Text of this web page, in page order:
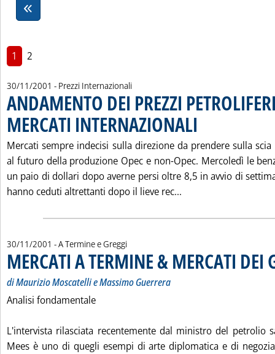
1 2
30/11/2001 - Prezzi Internazionali
ANDAMENTO DEI PREZZI
MERCATI INTERNAZIONALI
Mercati sempre indecisi sulla direzione da prendere sulla scia
al futuro della produzione Opec e non-Opec. Mercoledì le
un paio di dollari dopo averne persi oltre 8,5 in avvio di
hanno ceduti altrettanti dopo il lieve rec...
30/11/2001 - A Termine e Greggi
MERCATI A TERMINE & MERCATI DEI
di Maurizio Moscatelli e Massimo Guerrera
Analisi fondamentale
L'intervista rilasciata recentemente dal ministro del petrolio
Mees è uno di quegli esempi di arte diplomatica e di